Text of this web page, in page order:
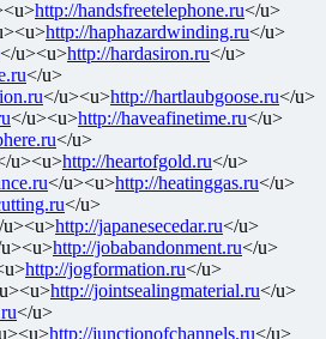
http://handsfreetelephone.ru</u>
http://haphazardwinding.ru</u>
</u><u>http://hardasiron.ru</u>
</u>
</u><u>http://hartlaubgoose.ru</u>
</u><u>http://haveafinetime.ru</u>
</u>
u><u>http://heartofgold.ru</u>
</u><u>http://heatinggas.ru</u>
</u>
u><u>http://japanesecedar.ru</u>
http://jobabandonment.ru</u>
http://jogformation.ru</u>
http://jointsealingmaterial.ru</u>
</u>
http://junctionofchannels.ru</u>